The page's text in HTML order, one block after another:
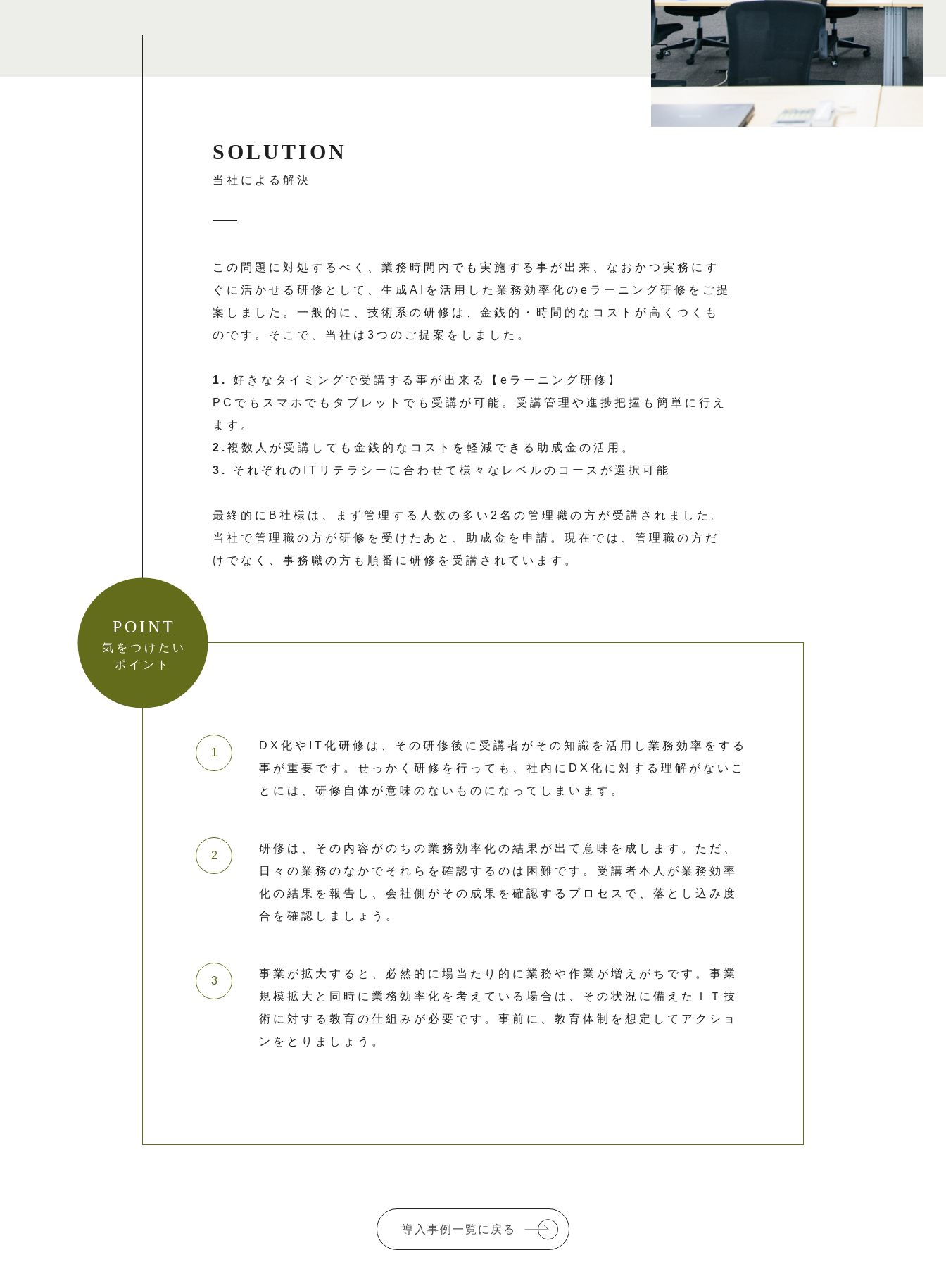
SOLUTION
当社による解決
この問題に対処するべく、業務時間内でも実施する事が出来、なおかつ実務にす
ぐに活かせる研修として、生成AIを活用した業務効率化のeラーニング研修をご提
案しました。一般的に、技術系の研修は、金銭的・時間的なコストが高くつくも
のです。そこで、当社は3つのご提案をしました。
1.
好きなタイミングで受講する事が出来る【eラーニング研修】
PCでもスマホでもタブレットでも受講が可能。受講管理や進捗把握も簡単に行え
ます。
2.複数人が受講しても金銭的なコストを軽減できる助成金の活用。
3.
それぞれのITリテラシーに合わせて様々なレベルのコースが選択可能
最終的にB社様は、まず管理する人数の多い2名の管理職の方が受講されました。
当社で管理職の方が研修を受けたあと、助成金を申請。現在では、管理職の方だ
けでなく、事務職の方も順番に研修を受講されています。
POINT
気をつけたい
ポイント
DX化やIT化研修は、その研修後に受講者がその知識を活用し業務効率をする
事が重要です。せっかく研修を行っても、社内にDX化に対する理解がないこ
とには、研修自体が意味のないものになってしまいます。
研修は、その内容がのちの業務効率化の結果が出て意味を成します。ただ、
日々の業務のなかでそれらを確認するのは困難です。受講者本人が業務効率
化の結果を報告し、会社側がその成果を確認するプロセスで、落とし込み度
合を確認しましょう。
事業が拡大すると、必然的に場当たり的に業務や作業が増えがちです。事業
規模拡大と同時に業務効率化を考えている場合は、その状況に備えたＩＴ技
術に対する教育の仕組みが必要です。事前に、教育体制を想定してアクショ
ンをとりましょう。
導入事例一覧に戻る